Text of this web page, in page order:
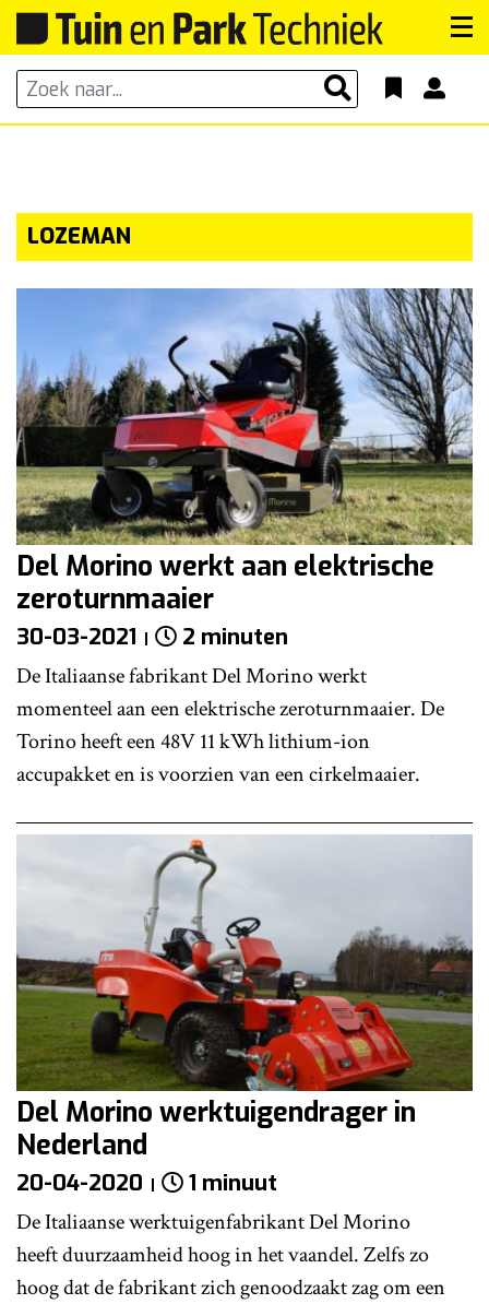
LOZEMAN
Del Morino werkt aan elektrische
zeroturnmaaier
30-03-2021 2 minuten
De Italiaanse fabrikant Del Morino werkt
momenteel aan een elektrische zeroturnmaaier. De
Torino heeft een 48V 11 kWh lithium-ion
accupakket en is voorzien van een cirkelmaaier.
Del Morino werktuigendrager in
Nederland
20-04-2020 1 minuut
De Italiaanse werktuigenfabrikant Del Morino
heeft duurzaamheid hoog in het vaandel. Zelfs zo
hoog dat de fabrikant zich genoodzaakt zag om een